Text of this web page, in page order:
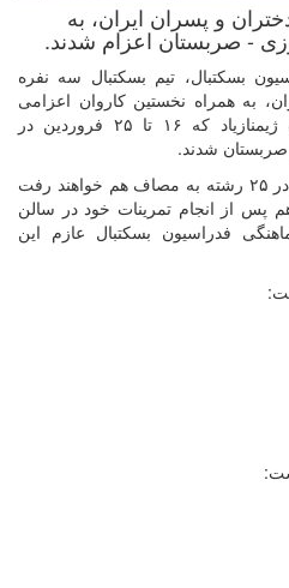
و پسران ایران، به
- صربستان اعزام شدند.
بسکتبال، تیم بسکتبال سه نفره
به همراه نخستین کاروان اعزامی
ایران جهت حضور در مسابقات ژیمنازیاد که ۱۶ تا ۲۵ فروردین در
صربستان شدند.
در این مسابقات ۳۵۳۵ ورزشکار در ۲۵ رشته به مصاف هم خواهند رفت‌
پس از انجام تمرینات خود در سالن
فدراسیون بسکتبال عازم این